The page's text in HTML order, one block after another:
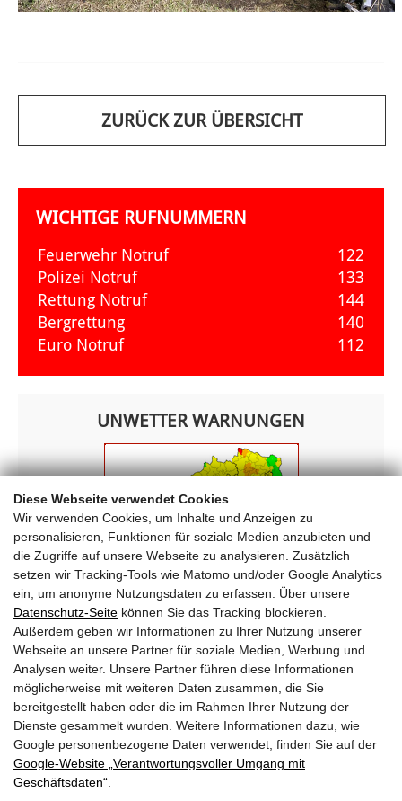
Diese Webseite verwendet Cookies
Wir verwenden Cookies, um Inhalte und Anzeigen zu
personalisieren, Funktionen für soziale Medien anzubieten und
die Zugriffe auf unsere Webseite zu analysieren. Zusätzlich
setzen wir Tracking-Tools wie Matomo und/oder Google Analytics
ein, um anonyme Nutzungsdaten zu erfassen. Über unsere
Datenschutz-Seite können Sie das Tracking blockieren.
Außerdem geben wir Informationen zu Ihrer Nutzung unserer
Webseite an unsere Partner für soziale Medien, Werbung und
Analysen weiter. Unsere Partner führen diese Informationen
möglicherweise mit weiteren Daten zusammen, die Sie
bereitgestellt haben oder die im Rahmen Ihrer Nutzung der
Dienste gesammelt wurden. Weitere Informationen dazu, wie
Google personenbezogene Daten verwendet, finden Sie auf der
Google‑Website „Verantwortungsvoller Umgang mit
Geschäftsdaten“
ZURÜCK ZUR ÜBERSICHT
WICHTIGE RUFNUMMERN
Feuerwehr Notruf
122
Polizei Notruf
133
Rettung Notruf
144
Bergrettung
140
Euro Notruf
112
UNWETTER WARNUNGEN
FREIWILLIGE FEUERWEHR KRIMML
Oberkrimml 203
5743 Krimml
T+43 (0) 6564 7222
Eff-krimml@lfv-sbg.at